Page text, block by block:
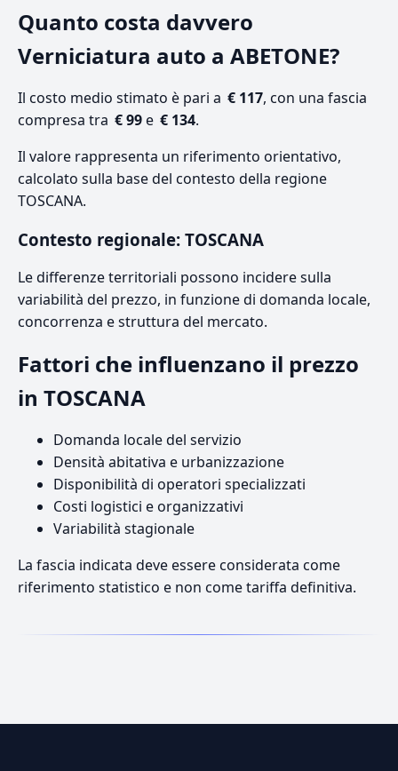
Quanto costa davvero
Verniciatura auto a ABETONE?
Il costo medio stimato è pari a € 117, con una fascia
compresa tra € 99e € 134.
Il valore rappresenta un riferimento orientativo,
calcolato sulla base del contesto della regione
TOSCANA.
Contesto regionale: TOSCANA
Le differenze territoriali possono incidere sulla
variabilità del prezzo, in funzione di domanda locale,
concorrenza e struttura del mercato.
Fattori che influenzano il prezzo
in TOSCANA
Domanda locale del servizio
Densità abitativa e urbanizzazione
Disponibilità di operatori specializzati
Costi logistici e organizzativi
Variabilità stagionale
La fascia indicata deve essere considerata come
riferimento statistico e non come tariffa definitiva.